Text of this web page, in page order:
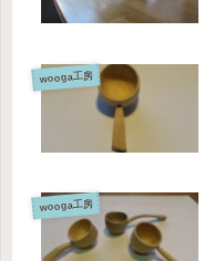
wooga工房
wooga工房